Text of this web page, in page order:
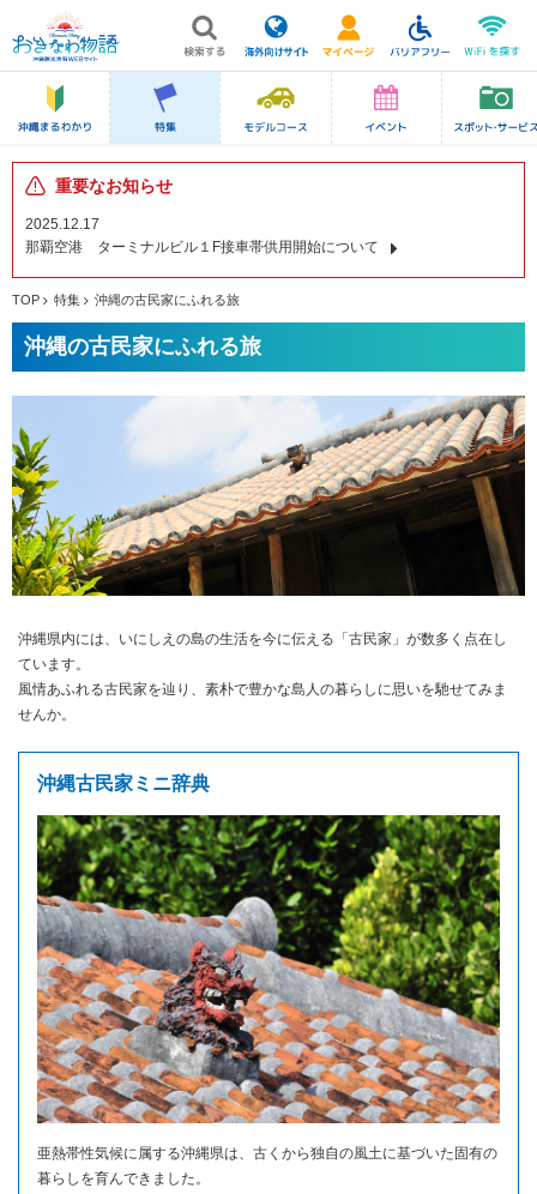
重要なお知らせ
2025.12.17
那覇空港 ターミナルビル１F接車帯供用開始について
TOP 特集 沖縄の古民家にふれる旅
沖縄の古民家にふれる旅
沖縄県内には、いにしえの島の生活を今に伝える「古民家」が数多く点在し
ています。
風情あふれる古民家を辿り、素朴で豊かな島人の暮らしに思いを馳せてみま
せんか。
沖縄古民家ミニ辞典
亜熱帯性気候に属する沖縄県は、古くから独自の風土に基づいた固有の
暮らしを育んできました。